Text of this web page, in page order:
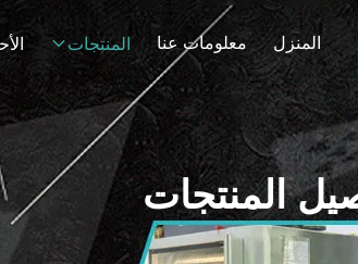
المنزل معلومات عنا المنتجات
المنتجات